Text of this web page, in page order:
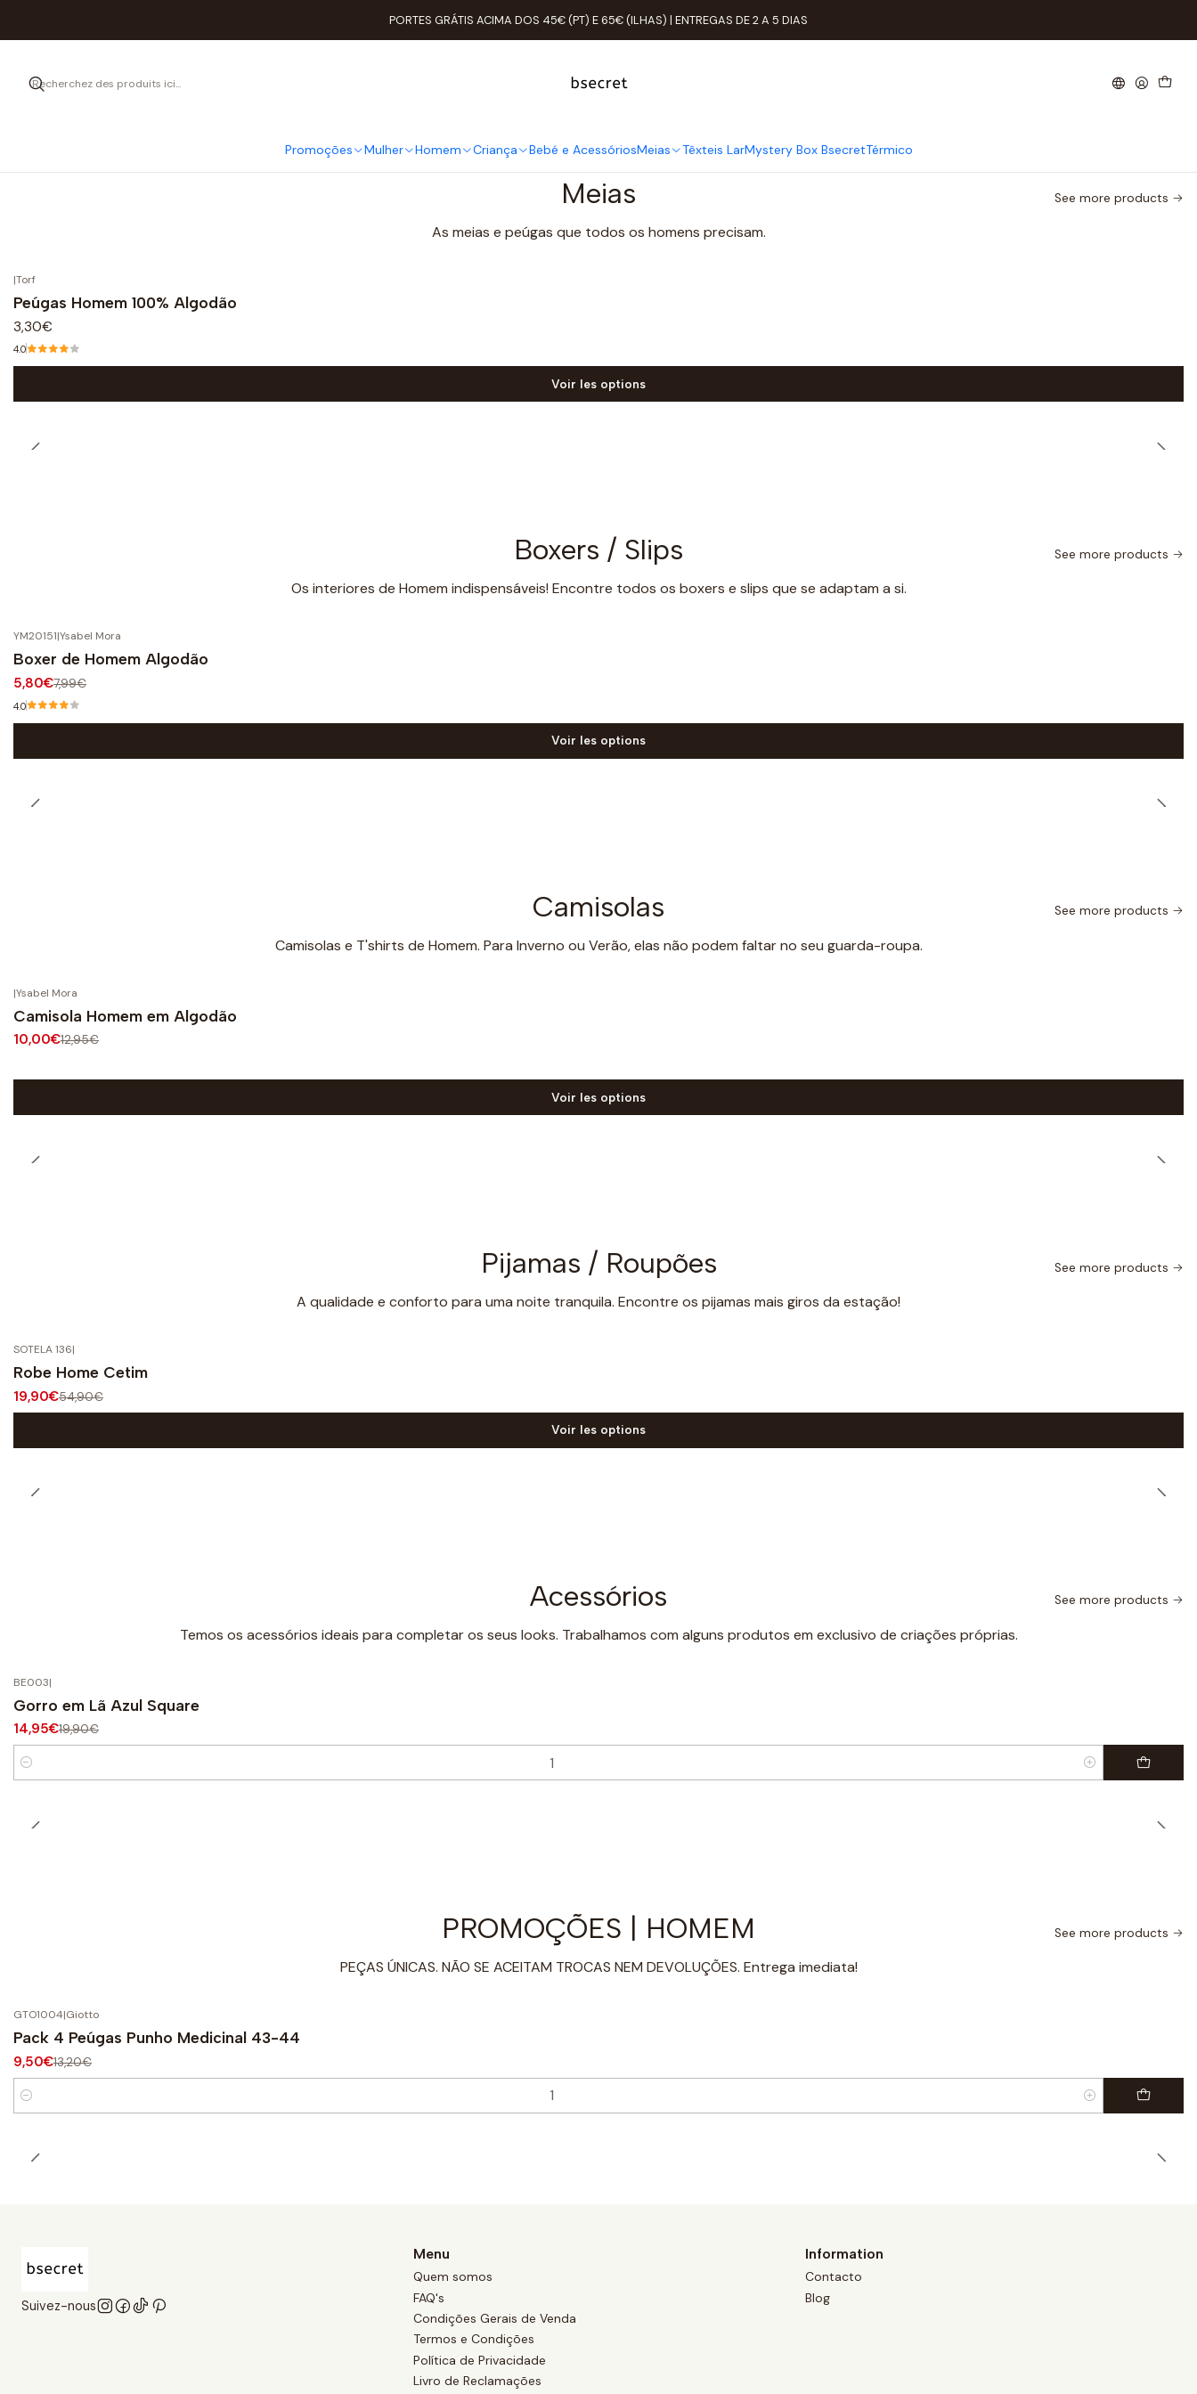
Promoções Mulher Homem Criança Bebé e AcessóriosMeias Têxteis LarMystery Box BsecretTérmico
PORTES GRÁTIS ACIMA DOS 45€ (PT) E 65€ (ILHAS) | ENTREGAS DE 2 A 5 DIAS
Accueil Homem
Homem
Meias
As meias e peúgas que todos os homens precisam.
See more products
|Torf
Peúgas Homem 100% Algodão
3,30€
4.0
Voir les options
Boxers / Slips
Os interiores de Homem indispensáveis! Encontre todos os boxers e slips que se adaptam a si.
See more products
OFF
YM20151|Ysabel Mora
Boxer de Homem Algodão
5,80€7,99€
4.0
Voir les options
Camisolas
Camisolas e T'shirts de Homem. Para Inverno ou Verão, elas não podem faltar no seu guarda-roupa.
See more products
-23% OFF
|Ysabel Mora
Camisola Homem em Algodão
10,00€12,95€
Voir les options
Pijamas / Roupões
A qualidade e conforto para uma noite tranquila. Encontre os pijamas mais giros da estação!
See more products
SOTELA 136|
Robe Home Cetim
19,90€54,90€
Voir les options
Acessórios
Temos os acessórios ideais para completar os seus looks. Trabalhamos com alguns produtos em exclusivo de criações próprias.
See more products
-25%
BE003|
Gorro em Lã Azul Square
14,95€19,90€
Quantité
PROMOÇÕES | HOMEM
PEÇAS ÚNICAS. NÃO SE ACEITAM TROCAS NEM DEVOLUÇÕES. Entrega imediata!
See more products
OFF
GTO1004|Giotto
Pack 4 Peúgas Punho Medicinal 43-44
9,50€13,20€
Quantité
Suivez-nous
Menu
Quem somos
FAQ's
Condições Gerais de Venda
Termos e Condições
Política de Privacidade
Livro de Reclamações
Information
Contacto
Blog